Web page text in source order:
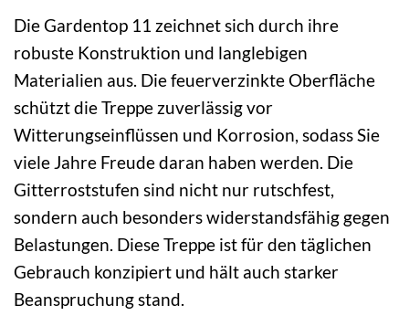
Die Gardentop 11 zeichnet sich durch ihre
robuste Konstruktion und langlebigen
Materialien aus. Die feuerverzinkte Oberfläche
schützt die Treppe zuverlässig vor
Witterungseinflüssen und Korrosion, sodass Sie
viele Jahre Freude daran haben werden. Die
Gitterroststufen sind nicht nur rutschfest,
sondern auch besonders widerstandsfähig gegen
Belastungen. Diese Treppe ist für den täglichen
Gebrauch konzipiert und hält auch starker
Beanspruchung stand.